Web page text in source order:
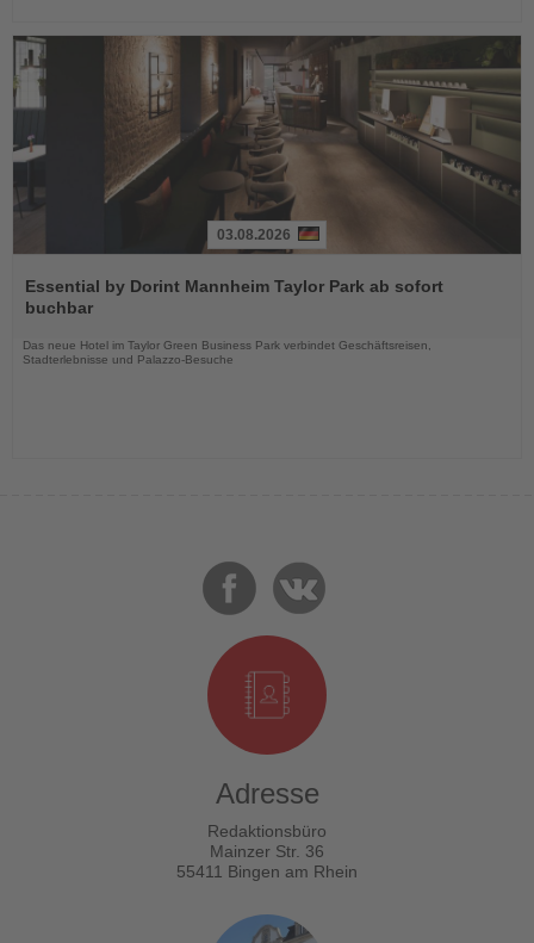
Sie
die
03.08.2026
Essential by Dorint Mannheim Taylor Park ab sofort
buchbar
Das neue Hotel im Taylor Green Business Park verbindet Geschäftsreisen,
Stadterlebnisse und Palazzo-Besuche
Adresse
Redaktionsbüro
Mainzer Str. 36
55411 Bingen am Rhein